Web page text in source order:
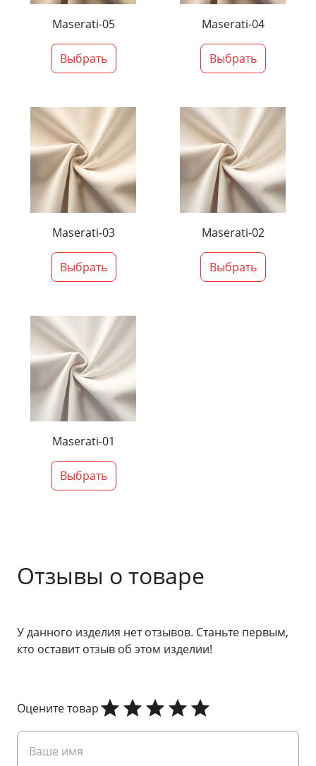
Maserati-05
Выбрать
Maserati-04
Выбрать
Maserati-03
Выбрать
Maserati-02
Выбрать
Maserati-01
Выбрать
Отзывы о товаре
У данного изделия нет отзывов. Станьте первым,
кто оставит отзыв об этом изделии!
Оцените товар